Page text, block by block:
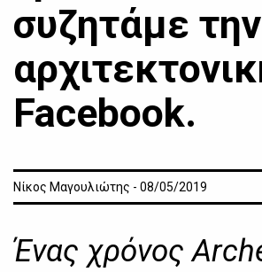
συζητάμε την
Facebook.
Νίκος Μαγουλιώτης - 08/05/2019
Ένας χρόνος